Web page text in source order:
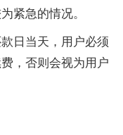
紧急的情况。
日当天，用户必须
，否则会视为用户